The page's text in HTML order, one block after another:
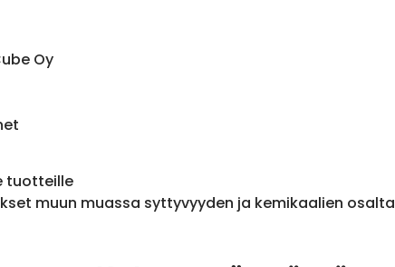
Oy
tuotteille
muun muassa syttyvyyden ja kemikaalien osalta